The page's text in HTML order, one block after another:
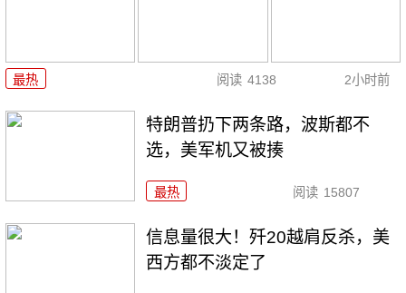
最热 阅读 4138 2小时前
特朗普扔下两条路，波斯都不
选，美军机又被揍
最热 阅读 15807
信息量很大！歼20越肩反杀，美
西方都不淡定了